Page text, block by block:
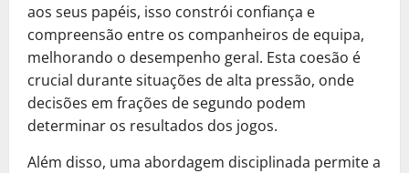
aos seus papéis, isso constrói confiança e
compreensão entre os companheiros de equipa,
melhorando o desempenho geral. Esta coesão é
crucial durante situações de alta pressão, onde
decisões em frações de segundo podem
determinar os resultados dos jogos.
Além disso, uma abordagem disciplinada permite a